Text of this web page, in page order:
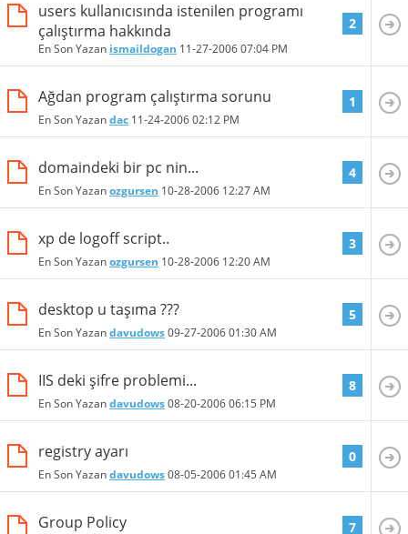
users kullanıcısında istenilen programı
çalıştırma hakkında
En Son Yazan ismaildogan 11-27-200607:04 PM
2
Ağdan program çalıştırma sorunu
En Son Yazandac 11-24-200602:12 PM
1
domaindeki bir pc nin...
En Son Yazanozgursen 10-28-2006 12:27 AM
4
xp de logoff script..
En Son Yazanozgursen 10-28-2006 12:20 AM
3
desktop u taşıma ???
En Son Yazandavudows09-27-200601:30 AM
5
IIS deki şifre problemi...
En Son Yazandavudows08-20-200606:15 PM
8
registry ayarı
En Son Yazandavudows08-05-200601:45 AM
0
Group Policy 7